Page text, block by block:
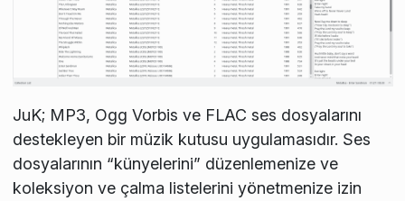
JuK; MP3, Ogg Vorbis ve FLAC ses dosyalarını
destekleyen bir müzik kutusu uygulamasıdır. Ses
dosyalarının “künyelerini” düzenlemenize ve
koleksiyon ve çalma listelerini yönetmenize izin